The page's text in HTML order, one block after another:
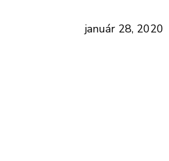
január 28, 2020